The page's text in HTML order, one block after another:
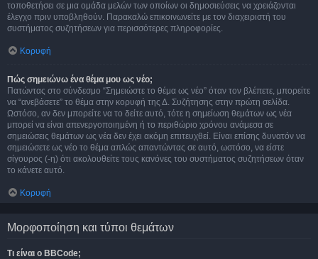
τοποθετήσει σε μια ομάδα μελών των οποίων οι δημοσιεύσεις να χρειάζονται
έλεγχο πριν υποβληθούν. Παρακαλώ επικοινωνείτε με τον διαχειριστή του
συστήματος συζητήσεων για περισσότερες πληροφορίες.
Κορυφή
Πώς σημειώνω ένα θέμα μου ως νέο;
Πατώντας στο σύνδεσμο “Σημειώστε το θέμα ως νέο” όταν τον βλέπετε, μπορείτε
να “ανεβάσετε” το θέμα στην κορυφή της Δ. Συζήτησης στην πρώτη σελίδα.
Ωστόσο, αν δεν μπορείτε να το δείτε αυτό, τότε η σημείωση θεμάτων ως νέα
μπορεί να είναι απενεργοποιημένη ή το περιθώριο χρόνου ανάμεσα σε
σημειώσεις θεμάτων ως νέα δεν έχει ακόμη επιτευχθεί. Είναι επίσης δυνατόν να
σημειώσετε ως νέο το θέμα απλώς απαντώντας σε αυτό, ωστόσο, να είστε
σίγουρος (-η) ότι ακολουθείτε τους κανόνες του συστήματος συζητήσεων όταν
το κάνετε αυτό.
Κορυφή
Μορφοποίηση και τύποι θεμάτων
Τι είναι ο BBCode;